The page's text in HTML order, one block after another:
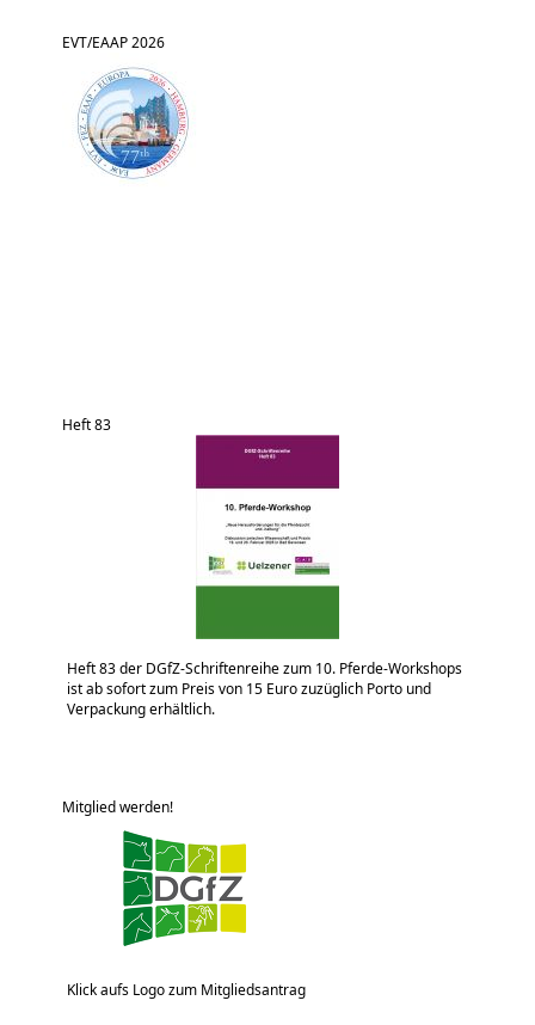
EVT/EAAP 2026
Heft 83
Heft 83 der DGfZ-Schriftenreihe zum 10. Pferde-Workshops
ist ab sofort zum Preis von 15 Euro zuzüglich Porto und
Verpackung erhältlich.
Mitglied werden!
Klick aufs Logo zum Mitgliedsantrag